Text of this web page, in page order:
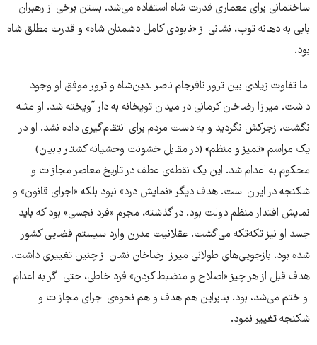
ساختمانی برای معماری قدرت شاه استفاده می‌شد. بستن برخی از رهبران
بابی به دهانه توپ، نشانی از «نابودی کامل دشمنان شاه» و قدرت مطلق شاه
بود.
اما تفاوت زیادی بین ترور نافرجام ناصرالدین‌شاه و ترور موفق او وجود
داشت. میرزا رضاخان کرمانی در میدان توپخانه به دار آویخته شد. او مثله
نگشت، زجرکش نگردید و به دست مردم برای انتقام‌گیری داده نشد. او در
یک مراسم «تمیز و منظم» (در مقابل خشونت وحشیانه کشتار بابیان)
محکوم به اعدام شد. این یک نقطه‌ی عطف در تاریخ معاصر مجازات و
شکنجه در ایران است. هدف دیگر «نمایش درد» نبود بلکه «اجرای قانون» و
نمایش اقتدار منظم دولت بود. در گذشته، مجرم «فرد نجسی» بود که باید
جسد او نیز تکه‌تکه می‌گشت. عقلانیت مدرن وارد سیستم قضایی کشور
شده بود. بازجویی‌های طولانی میرزا رضاخان نشان از چنین تغییری داشت.
هدف قبل از هر چیز «اصلاح و منضبط کردن» فرد خاطی، حتی اگر به اعدام
او ختم می‌شد، بود. بنابراین هم هدف و هم نحوه‌ی اجرای مجازات و
شکنجه تغییر نمود.